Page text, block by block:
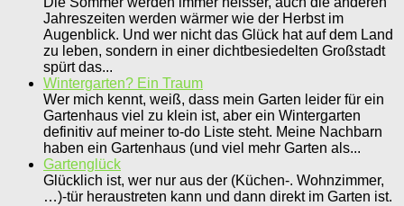
Jahreszeiten werden wärmer wie der Herbst im
Augenblick. Und wer nicht das Glück hat auf dem Land
zu leben, sondern in einer dichtbesiedelten Großstadt
spürt das...
Wintergarten? Ein Traum
Wer mich kennt, weiß, dass mein Garten leider für ein
Gartenhaus viel zu klein ist, aber ein Wintergarten
definitiv auf meiner to-do Liste steht. Meine Nachbarn
haben ein Gartenhaus (und viel mehr Garten als...
Gartenglück
Glücklich ist, wer nur aus der (Küchen-. Wohnzimmer,
…)-tür heraustreten kann und dann direkt im Garten ist.